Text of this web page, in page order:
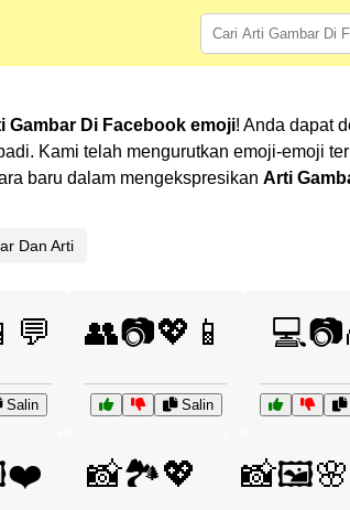
Gambar Di Facebook emoji! Anda dapat
Kami telah mengurutkan emoji-emoji
baru dalam mengekspresikan Arti
Dan Arti
Salin
👥📷💖📱
Salin
📸🏞️💖